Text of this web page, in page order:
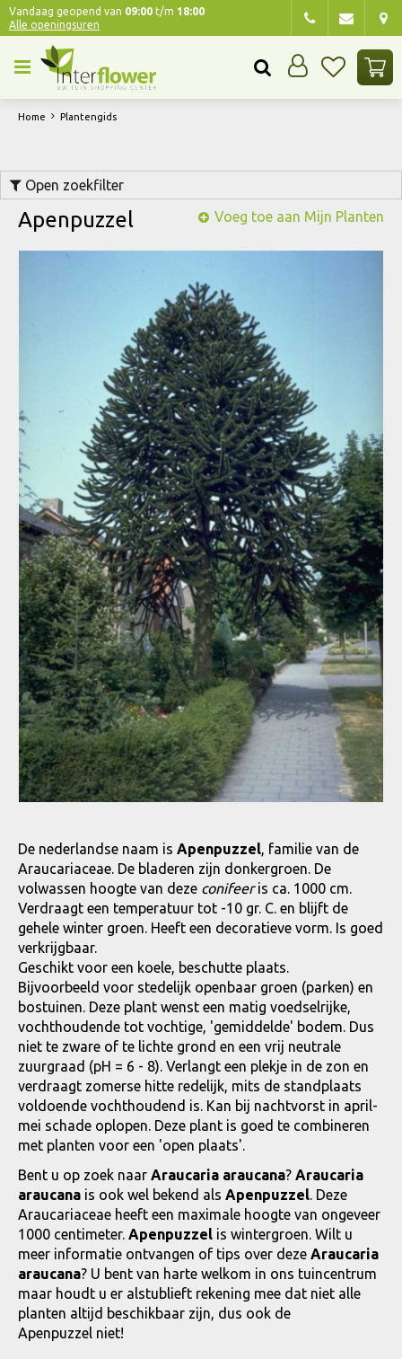
n
Home Plantengids
Vandaag geopend van 09:00 t/m 18:00
Alle openingsuren
Open zoekfilter
Apenpuzzel Voeg toe aan Mijn Planten
De nederlandse naam is Apenpuzzel , familie van de
Araucariaceae. De bladeren zijn donkergroen. De
volwassen hoogte van deze conifeeris ca. 1000 cm.
Verdraagt een temperatuur tot -10 gr. C. en blijft de
gehele winter groen. Heeft een decoratieve vorm. Is goed
verkrijgbaar.
Geschikt voor een koele, beschutte plaats.
Bijvoorbeeld voor stedelijk openbaar groen (parken) en
bostuinen. Deze plant wenst een matig voedselrijke,
vochthoudende tot vochtige, 'gemiddelde' bodem. Dus
niet te zware of te lichte grond en een vrij neutrale
zuurgraad (pH = 6 - 8). Verlangt een plekje in de zon en
verdraagt zomerse hitte redelijk, mits de standplaats
voldoende vochthoudend is. Kan bij nachtvorst in april-
mei schade oplopen. Deze plant is goed te combineren
met planten voor een 'open plaats'.
Bent u op zoek naar Araucaria araucana? Araucaria
araucana is ook wel bekend als Apenpuzzel . Deze
Araucariaceae heeft een maximale hoogte van ongeveer
1000 centimeter. Apenpuzzel is wintergroen. Wilt u
meer informatie ontvangen of tips over deze Araucaria
araucana? U bent van harte welkom in ons tuincentrum
maar houdt u er alstublieft rekening mee dat niet alle
planten altijd beschikbaar zijn, dus ook de
Apenpuzzel niet!